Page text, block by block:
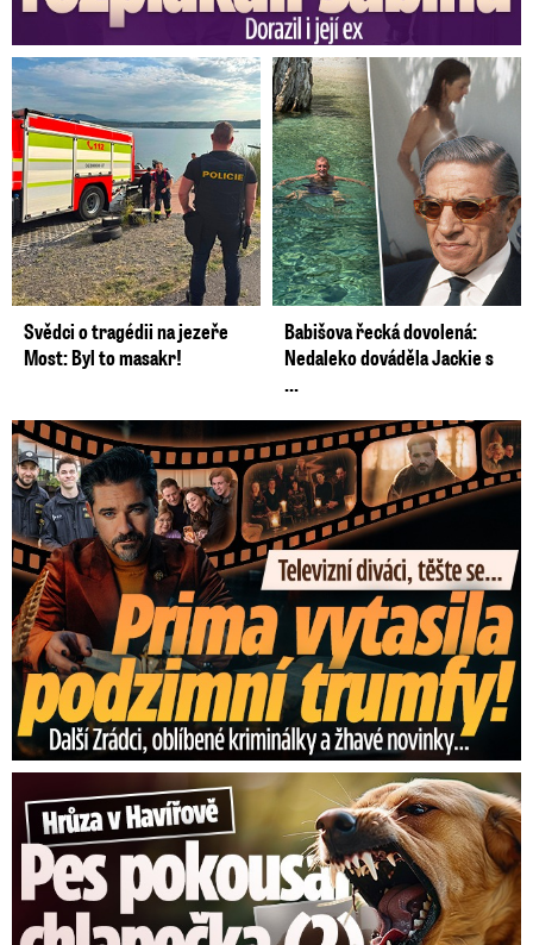
Svědci o tragédii na jezeře
Most: Byl to masakr!
Babišova řecká dovolená:
Nedaleko dováděla Jackie s
...
Prima vytasila podzimní trumfy! Další Zrádci a žhavé novinky
Hrůza v Havířově: Pes pokousal chlapečka (2) ve tváři!